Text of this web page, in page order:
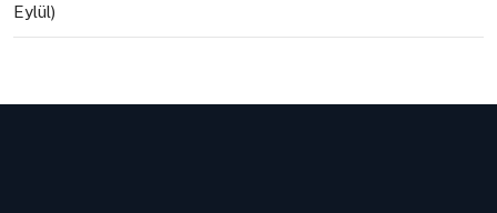
Eylül)